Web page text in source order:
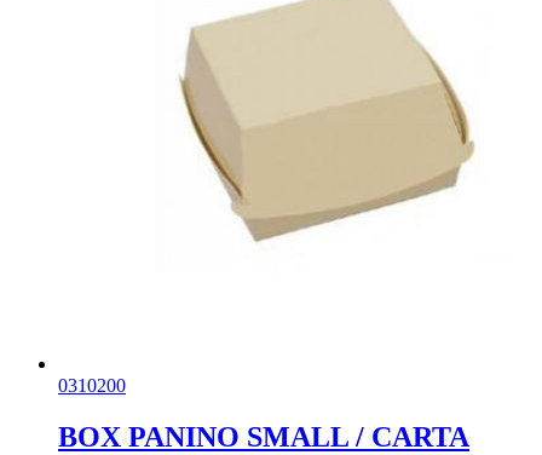
0310200
BOX PANINO SMALL / CARTA